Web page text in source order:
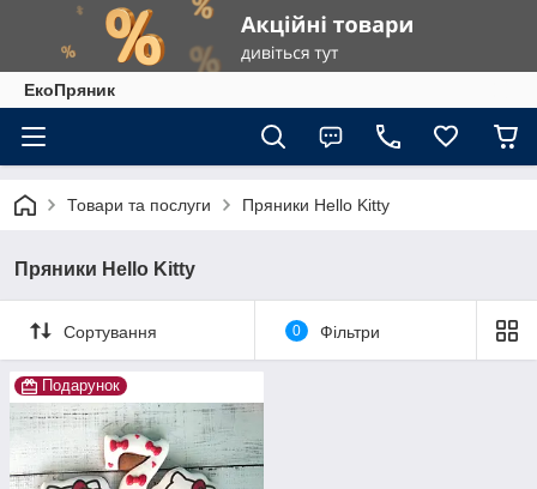
ЕкоПряник
Товари та послуги Пряники Hello Kitty
Пряники Hello Kitty
Сортування 0 Фільтри
Подарунок